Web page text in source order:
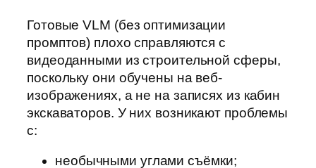
Готовые VLM (без оптимизации
промптов) плохо справляются с
видеоданными из строительной сферы,
поскольку они обучены на веб-
изображениях, а не на записях из кабин
экскаваторов. У них возникают проблемы
с:
необычными углами съёмки;